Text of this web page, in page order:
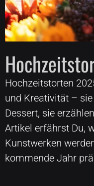
Hochzeitstorten
und Kreativität –
Dessert, sie
Artikel erfährst Du,
Kunstwerken
kommende Jahr